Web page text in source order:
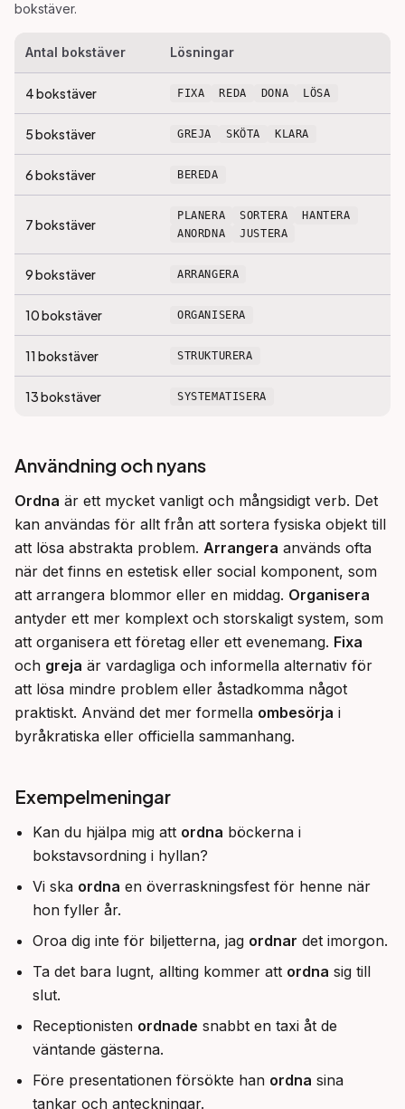
bokstäver.
Antal bokstäver Lösningar
4bokstäver FIXA REDA DONA LÖSA
5bokstäver GREJA SKÖTA KLARA
6bokstäver BEREDA
7bokstäver
PLANERA SORTERA
HANTERA
ANORDNA
JUSTERA
9bokstäver ARRANGERA
10bokstäver ORGANISERA
11 bokstäver STRUKTURERA
13bokstäver SYSTEMATISERA
Användning och nyans
Ordna är ett mycket vanligt och mångsidigt verb. Det
kan användas för allt från att sortera fysiska objekt till
att lösa abstrakta problem. Arrangera används ofta
när det finns en estetisk eller social komponent, som
att arrangera blommor eller en middag. Organisera
antyder ett mer komplext och storskaligt system, som
att organisera ett företag eller ett evenemang. Fixa
och greja är vardagliga och informella alternativ för
att lösa mindre problem eller åstadkomma något
praktiskt. Använd det mer formella ombesörja i
byråkratiska eller officiella sammanhang.
Exempelmeningar
Kan du hjälpa mig att ordna böckerna i
bokstavsordning i hyllan?
Vi ska ordna en överraskningsfest för henne när
hon fyller år.
Oroa dig inte för biljetterna, jag ordnar det imorgon.
Ta det bara lugnt, allting kommer att ordna sig till
slut.
Receptionisten ordnade snabbt en taxi åt de
väntande gästerna.
Före presentationen försökte han ordna sina
tankar och anteckningar.